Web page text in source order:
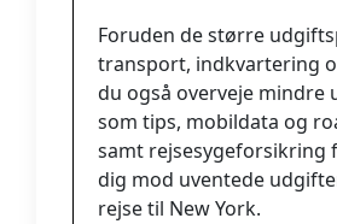
Foruden de større
transport, indkvartering
du også overveje mindre
som tips, mobildata og
samt rejsesygeforsikring
dig mod uventede
rejse til New York.